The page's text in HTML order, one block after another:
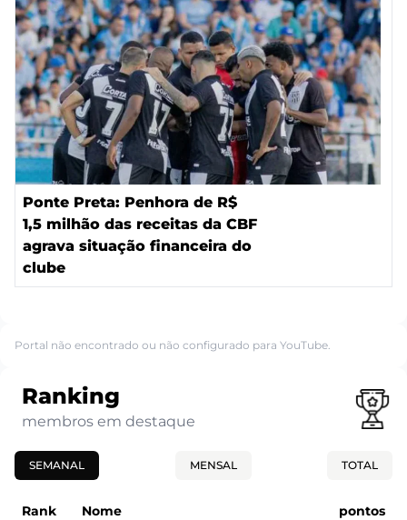
Ponte Preta: Penhora de R$
1,5 milhão das receitas da CBF
agrava situação financeira do
clube
Portal não encontrado ou não configurado para YouTube.
Ranking
membros em destaque
SEMANAL MENSAL TOTAL
Rank Nome pontos